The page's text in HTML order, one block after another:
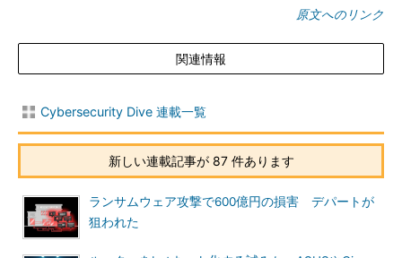
原文へのリンク
関連情報
Cybersecurity Dive 連載一覧
新しい連載記事が 87 件あります
ランサムウェア攻撃で600億円の損害 デパートが
狙われた